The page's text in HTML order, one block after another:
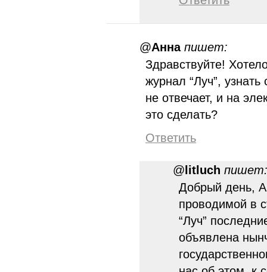
@Анна пишет:
Здравствуйте!
журнал “Луч”,
не отвечает, и на
это сделать?
Ответить
@ litluch пишет:
Добрый день,
проводимой в
“Луч”
объявлена